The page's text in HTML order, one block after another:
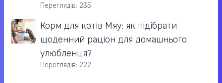
Переглядів: 235
Корм для котів Мяу: як підібрати
щоденний раціон для домашнього
улюбленця?
Переглядів: 222